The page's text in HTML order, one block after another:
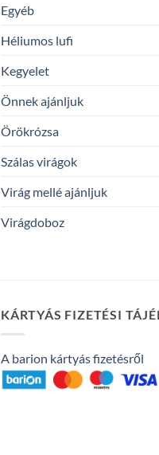
Egyéb
Héliumos lufi
Kegyelet
Önnek ajánljuk
Örökrózsa
Szálas virágok
Virág mellé ajánljuk
Virágdoboz
KÁRTYÁS FIZETÉSI
A barion kártyás fizetésről